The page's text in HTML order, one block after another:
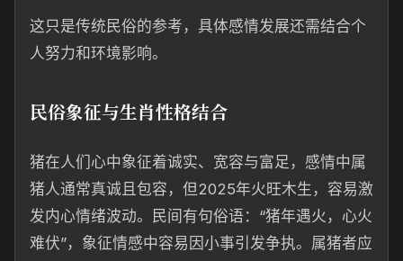
这只是传统民俗的参考，具体感情发展还需结合个
人努力和环境影响。
民俗象征与生肖性格结合
猪在人们心中象征着诚实、宽容与富足，感情中属
猪人通常真诚且包容，但2025年火旺木生，容易激
发内心情绪波动。民间有句俗语：“猪年遇火，心火
难伏”，象征情感中容易因小事引发争执。属猪者应